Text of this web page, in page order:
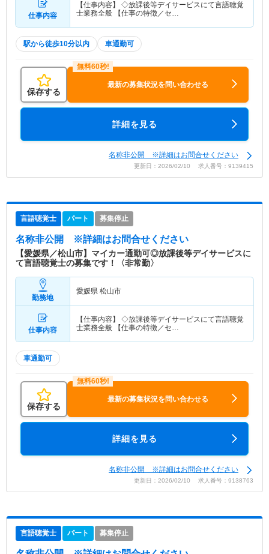
仕事内容
【仕事内容】 ◇放課後等デイサービスにて言語聴覚
士業務全般 【仕事の特徴／セ…
駅から徒歩10分以内 車通勤可
保存する
最新の募集状況を問い合わせる
詳細を見る
名称非公開 ※詳細はお問合せください
更新日：2026/02/10 求人番号：9139415
言語聴覚士 パート 募集停止
名称非公開 ※詳細はお問合せください
【愛媛県／松山市】マイカー通勤可◎放課後等デイサービスに
て言語聴覚士の募集です！〈非常勤〉
勤務地
愛媛県 松山市
仕事内容
【仕事内容】 ◇放課後等デイサービスにて言語聴覚
士業務全般 【仕事の特徴／セ…
車通勤可
保存する
最新の募集状況を問い合わせる
詳細を見る
名称非公開 ※詳細はお問合せください
更新日：2026/02/10 求人番号：9138763
言語聴覚士 パート 募集停止